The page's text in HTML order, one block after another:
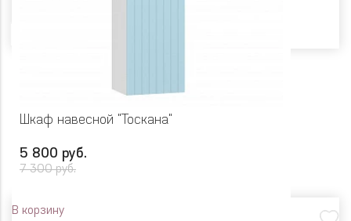
Шкаф навесной "Тоскана"
5 800 руб.
7 300 руб.
В корзину